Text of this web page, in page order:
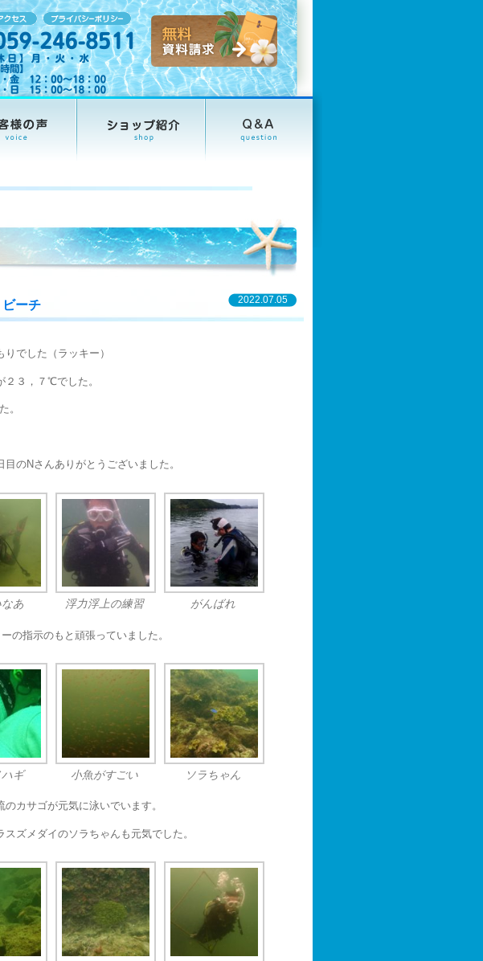
ーチ 2022.07.05
でした（ラッキー）
２３，７℃でした。
。
のNさんありがとうございました。
あ 浮力浮上の練習 がんばれ
の指示のもと頑張っていました。
ハギ 小魚がすごい ソラちゃん
カサゴが元気に泳いでいます。
ズメダイのソラちゃんも元気でした。